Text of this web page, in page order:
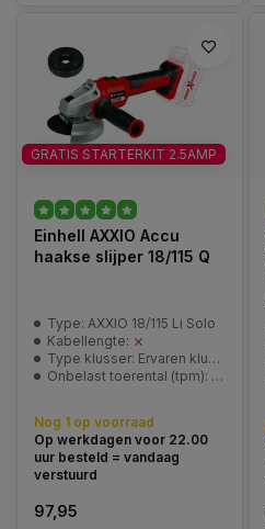
GRATIS STARTERKIT 2.5AMP
Einhell AXXIO Accu
haakse slijper 18/115 Q
Type: AXXIO 18/115 Li Solo
Kabellengte:
Type klusser: Ervaren klusser
Onbelast toerental (tpm): 8500/min
Nog 1 op voorraad
Op werkdagen voor 22.00
uur besteld = vandaag
verstuurd
97,95